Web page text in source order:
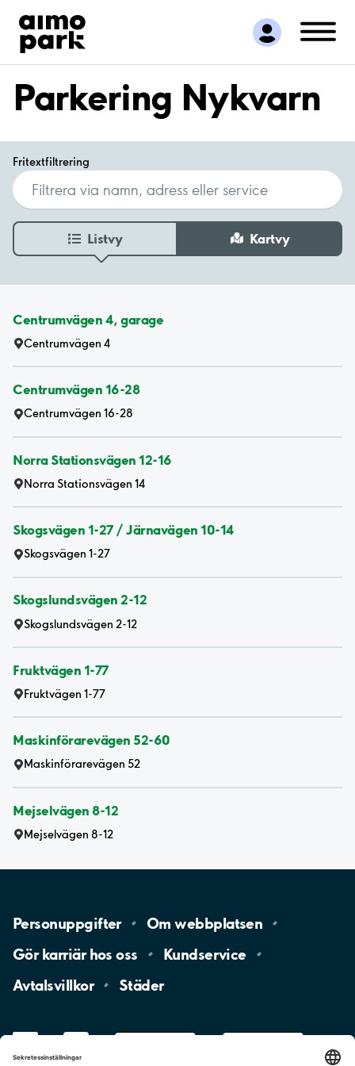
Hitta parkering
Samarbete
Kundservice
Om Aimo Park
Parkering Nykvarn
Fritextfiltrering
Listvy Kartvy
Centrumvägen 4, garage
Centrumvägen 4
Centrumvägen 16-28
Centrumvägen 16-28
Norra Stationsvägen 12-16
Norra Stationsvägen 14
Skogsvägen 1-27 / Järnavägen 10-14
Skogsvägen 1-27
Skogslundsvägen 2-12
Skogslundsvägen 2-12
Fruktvägen 1-77
Fruktvägen 1-77
Maskinförarevägen 52-60
Maskinförarevägen 52
Mejselvägen 8-12
Mejselvägen 8-12
Personuppgifter Omwebbplatsen
Gör karriär hososs
Kundservice
Avtalsvillkor
Städer